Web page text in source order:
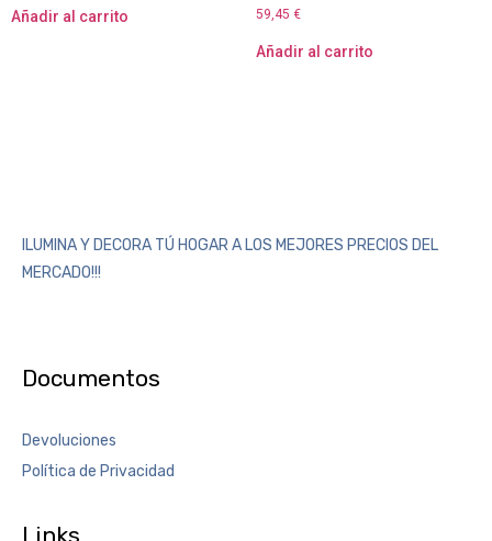
Añadir al carrito 59,45 €
Añadir al carrito
ILUMINA Y DECORA TÚ HOGAR A LOS MEJORES PRECIOS DEL
MERCADO!!!
Documentos
Devoluciones
Política de Privacidad
Links